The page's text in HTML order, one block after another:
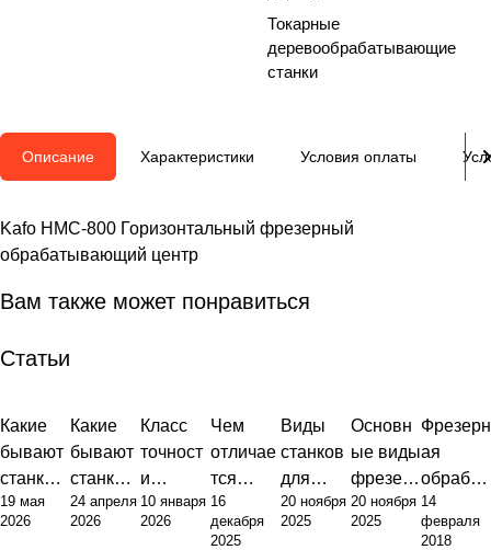
Токарные
деревообрабатывающие
станки
Описание Характеристики Условия оплаты
Kafo HMC-800 Горизонтальный фрезерный
обрабатывающий центр
Вам также может понравиться
Статьи
Какие
бывают
станки с
ЧПУ:
инжене
19 мая
2026
Какие
бывают
станки:
полный
обзор
24 апреля
2026
Класс
точност
и
фрезер
ного
10 января
2026
Чем
отличае
тся
токарны
й станок
16
декабря
2025
Виды
станков
для
металло
обработ
20 ноября
2025
Основн
ые виды
фрезер
ных
станков:
20 ноября
2025
Фрезерн
ая
обработ
ка
металло
14
февраля
2018